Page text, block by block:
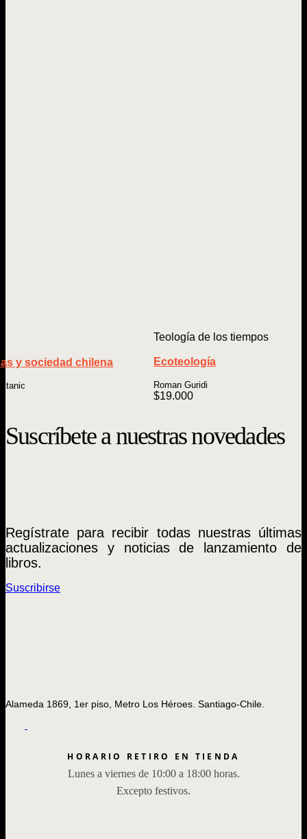
y sociedad chilena
Teología de los tiempos
Ecoteología
Roman Guridi
$19.000
Suscríbete a nuestras novedades
Regístrate para recibir todas nuestras últimas
actualizaciones y noticias de lanzamiento de
libros.
Suscribirse
Alameda 1869, 1er piso, Metro Los Héroes. Santiago-Chile.
HORARIO RETIRO EN TIENDA
Lunes a viernes de 10:00 a 18:00 horas.
Excepto festivos.